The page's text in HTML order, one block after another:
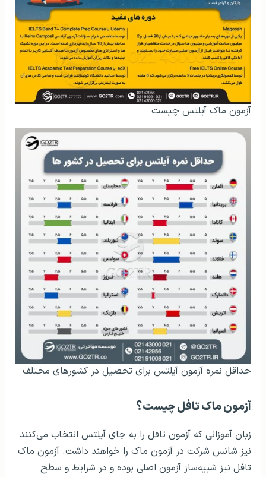
آزمون ماک آیلتس چیست
حداقل نمره آزمون آیلتس برای تحصیل در کشورهای مختلف
آزمون ماک تافل چیست؟
زبان آموزانی که آزمون تافل را به جای آیلتس انتخاب می‌کنند
نیز شانس شرکت در آزمون ماک را خواهند داشت. آزمون ماک
تافل نیز شبیه‌ساز آزمون اصلی بوده و در شرایط و سطح